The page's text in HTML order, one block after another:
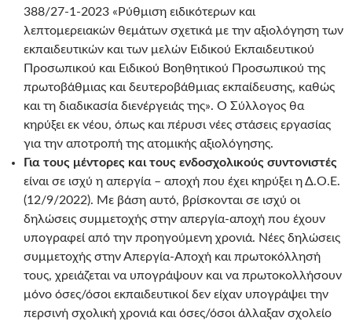
388/27-1-2023 «Ρύθμιση ειδικότερων και
λεπτομερειακών θεμάτων σχετικά με την αξιολόγηση των
εκπαιδευτικών και των μελών Ειδικού Εκπαιδευτικού
Προσωπικού και Ειδικού Βοηθητικού Προσωπικού της
πρωτοβάθμιας και δευτεροβάθμιας εκπαίδευσης, καθώς
και τη διαδικασία διενέργειάς της». Ο Σύλλογος θα
κηρύξει εκ νέου, όπως και πέρυσι νέες στάσεις εργασίας
για την αποτροπή της ατομικής αξιολόγησης.
Για τους μέντορες και τους ενδοσχολικούς συντονιστές
είναι σε ισχύ η απεργία – αποχή που έχει κηρύξει η Δ.Ο.Ε.
(12/9/2022). Με βάση αυτό, βρίσκονται σε ισχύ οι
δηλώσεις συμμετοχής στην απεργία-αποχή που έχουν
υπογραφεί από την προηγούμενη χρονιά. Νέες δηλώσεις
συμμετοχής στην Απεργία-Αποχή και πρωτοκόλλησή
τους, χρειάζεται να υπογράψουν και να πρωτοκολλήσουν
μόνο όσες/όσοι εκπαιδευτικοί δεν είχαν υπογράψει την
περσινή σχολική χρονιά και όσες/όσοι άλλαξαν σχολείο